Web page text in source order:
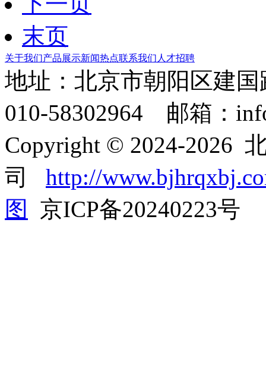
末页
关于我们产品展示新闻热点联系我们 人才招聘
地址：北京市朝阳区建
010-58302964 邮箱：
Copyright © 2024-2026
司 http://
图
京ICP备20240223号